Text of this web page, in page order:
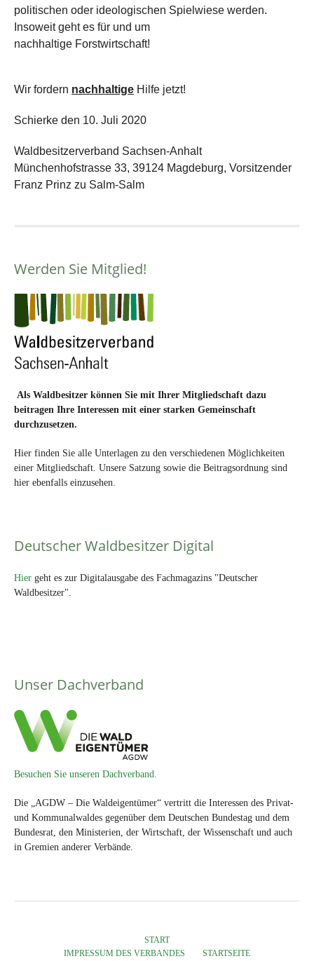
politischen oder ideologischen Spielwiese werden.
Insoweit geht es für und um
nachhaltige Forstwirtschaft!
Wir fordern nachhaltige Hilfe jetzt!
Schierke den 10. Juli 2020
Waldbesitzerverband Sachsen-Anhalt
Münchenhofstrasse 33, 39124 Magdeburg, Vorsitzender
Franz Prinz zu Salm-Salm
Werden Sie Mitglied!
Als Waldbesitzer können Sie mit Ihrer Mitgliedschaft dazu
beitragen Ihre Interessen mit einer starken Gemeinschaft
durchzusetzen.
Hier finden Sie alle Unterlagen zu den verschiedenen Möglichkeiten
einer Mitgliedschaft. Unsere Satzung sowie die Beitragsordnung sind
hier ebenfalls einzusehen.
Deutscher Waldbesitzer Digital
Hier geht es zur Digitalausgabe des Fachmagazins "Deutscher
Waldbesitzer".
Unser Dachverband
Besuchen Sie unseren Dachverband.
Die „AGDW – Die Waldeigentümer“ vertritt die Interessen des Privat-
und Kommunalwaldes gegenüber dem Deutschen Bundestag und dem
Bundesrat, den Ministerien, der Wirtschaft, der Wissenschaft und auch
in Gremien anderer Verbände.
START
IMPRESSUM DES VERBANDES
STARTSEITE